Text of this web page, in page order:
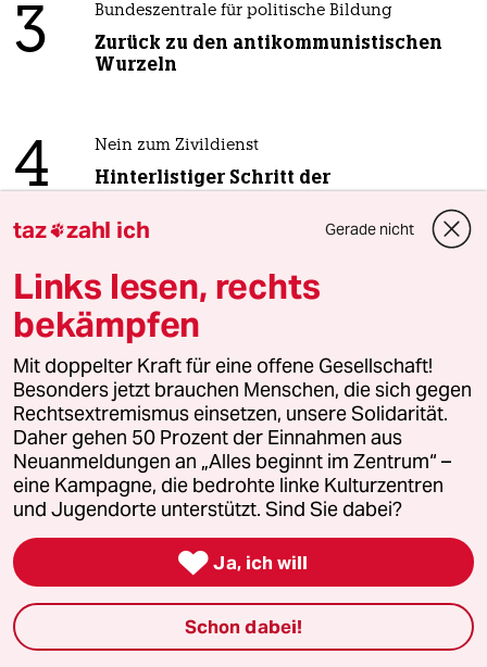
3 Bundeszentrale für politische Bildung
Zurück zu den antikommunistischen
Wurzeln
4 Nein zum Zivildienst
Hinterlistiger Schritt der
Bundesregierung
5 Was tun gegen den Energiewende-Rollback?
Der Urknall
6 Streit um Rente mit 63
Passgenauer Populismus
taz
taz zahl ich Gerade nicht
Links lesen, rechts
bekämpfen
Mit doppelter Kraft für eine offene Gesellschaft!
Besonders jetzt brauchen Menschen, die sich gegen
Rechtsextremismus einsetzen, unsere Solidarität.
Daher gehen 50 Prozent der Einnahmen aus
Neuanmeldungen an „Alles beginnt im Zentrum“ –
eine Kampagne, die bedrohte linke Kulturzentren
und Jugendorte unterstützt. Sind Sie dabei?
 Ja, ich will
Schon dabei!